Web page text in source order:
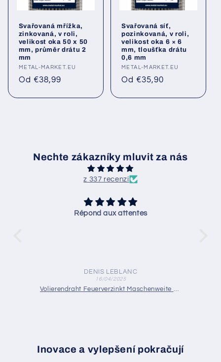
Svařovaná mřížka,
zinkovaná, v roli,
velikost oka 50 x 50
mm, průměr drátu 2
mm
Poskytovatel:
METAL-MARKET.EU
Běžná
Od €38,99
Svařovaná síť,
pozinkovaná, v roli,
velikost oka 6 × 6
mm, tloušťka drátu
0,6 mm
Poskytovatel:
METAL-MARKET.EU
Běžná
Od €35,90
Nechte zákazníky mluvit za nás
z 337 recenzí
Répond aux attentes
DENIS LEBLANC
16/04/2025
Volierendraht Feuerverzinkt Maschenweite 25 x 25 mm Drahtstärke 1,75 mm nach Maß
Inovace a vylepšení pokračují